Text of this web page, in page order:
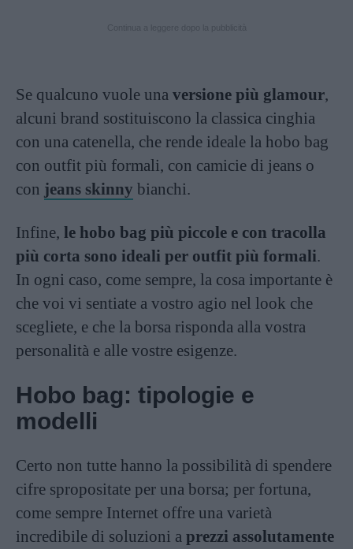
Se qualcuno vuole una versione più glamour,
alcuni brand sostituiscono la classica cinghia
con una catenella, che rende ideale la hobo bag
con outfit più formali, con camicie di jeans o
con jeans skinny bianchi.
Infine, le hobo bag più piccole e con tracolla
più corta sono ideali per outfit più formali.
In ogni caso, come sempre, la cosa importante è
che voi vi sentiate a vostro agio nel look che
scegliete, e che la borsa risponda alla vostra
personalità e alle vostre esigenze.
Hobo bag: tipologie e
modelli
Certo non tutte hanno la possibilità di spendere
cifre spropositate per una borsa; per fortuna,
come sempre Internet offre una varietà
incredibile di soluzioni a prezzi assolutamente